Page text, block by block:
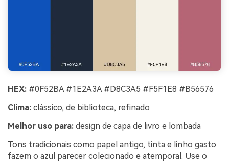
HEX: #0F52BA #1E2A3A #D8C3A5 #F5F1E8 #B56576
Clima: clássico, de biblioteca, refinado
Melhor uso para: design de capa de livro e lombada
Tons tradicionais como papel antigo, tinta e linho gasto
fazem o azul parecer colecionado e atemporal. Use o